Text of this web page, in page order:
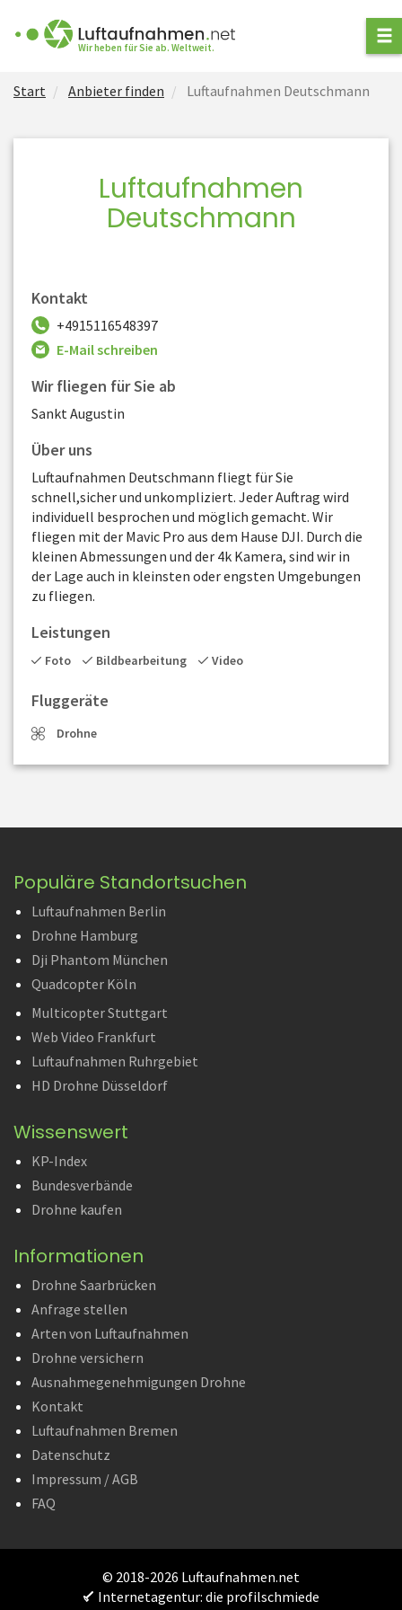
Wir heben für Sie ab. Weltweit.
Start Anbieter finden Luftaufnahmen Deutschmann
Luftaufnahmen
Deutschmann
Kontakt
+4915116548397
E-Mail schreiben
Wir fliegen für Sie ab
Sankt Augustin
Über uns
Luftaufnahmen Deutschmann fliegt für Sie
schnell,sicher und unkompliziert. Jeder Auftrag wird
individuell besprochen und möglich gemacht. Wir
fliegen mit der Mavic Pro aus dem Hause DJI. Durch die
kleinen Abmessungen und der 4k Kamera, sind wir in
der Lage auch in kleinsten oder engsten Umgebungen
zu fliegen.
Leistungen
Foto Bildbearbeitung Video
Fluggeräte
Drohne
Populäre Standortsuchen
Luftaufnahmen Berlin
Drohne Hamburg
Dji Phantom München
Quadcopter Köln
Multicopter Stuttgart
Web Video Frankfurt
Luftaufnahmen Ruhrgebiet
HD Drohne Düsseldorf
Wissenswert
KP-Index
Bundesverbände
Drohne kaufen
Informationen
Drohne Saarbrücken
Anfrage stellen
Arten von Luftaufnahmen
Drohne versichern
Ausnahmegenehmigungen Drohne
Kontakt
Luftaufnahmen Bremen
Datenschutz
Impressum / AGB
FAQ
© 2018-2026 Luftaufnahmen.net
Internetagentur: die profilschmiede
ANFRAGE STELLEN
ANBIETER FINDEN
ARTEN VON